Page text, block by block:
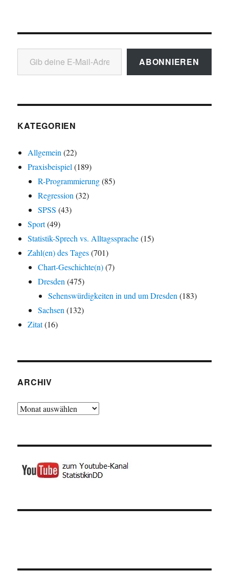
Gib deine E-Mail-Adresse ein ...
ABONNIEREN
KATEGORIEN
Allgemein(22)
Praxisbeispiel(189)
R-Programmierung(85)
Regression(32)
SPSS (43)
Sport(49)
Statistik-Sprech vs. Alltagssprache(15)
Zahl(en) des Tages(701)
Chart-Geschichte(n)(7)
Dresden(475)
Sehenswürdigkeiten in und um Dresden(183)
Sachsen(132)
Zitat(16)
ARCHIV
Archiv